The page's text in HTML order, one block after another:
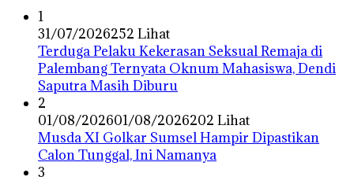
1
31/07/2026252 Lihat
Terduga Pelaku Kekerasan Seksual Remaja di
Palembang Ternyata Oknum Mahasiswa, Dendi
Saputra Masih Diburu
2
01/08/202601/08/2026202 Lihat
Musda XI Golkar Sumsel Hampir Dipastikan
Calon Tunggal, Ini Namanya
3